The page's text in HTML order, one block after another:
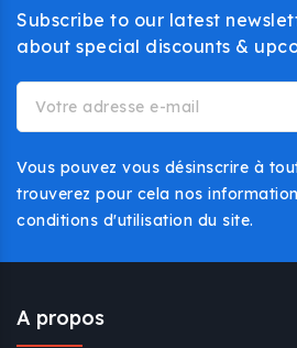
Subscribe to our latest
about special discounts &
Vous pouvez vous désinscrire à
trouverez pour cela nos
conditions d'utilisation du site.
A propos